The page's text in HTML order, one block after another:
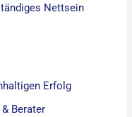
Nettsein
Erfolg
Berater